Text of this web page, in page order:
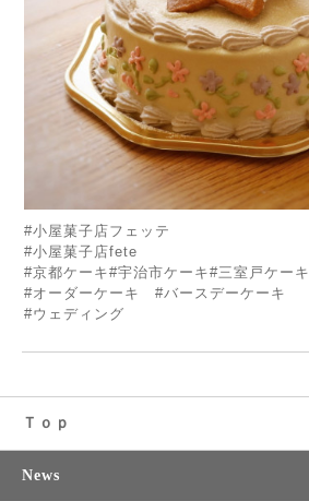
#小屋菓子店フェッテ
#小屋菓子店fete
#京都ケーキ#宇治市ケーキ#三室戸ケーキ
#オーダーケーキ #バースデーケーキ
#ウェディング
Ｔｏｐ
News